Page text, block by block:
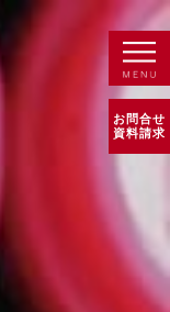
お問合せ
資料請求